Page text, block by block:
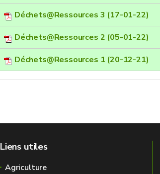
Déchets@Ressources 3 (17-01-22)
Déchets@Ressources 2 (05-01-22)
Déchets@Ressources 1 (20-12-21)
Liens utiles
Agriculture